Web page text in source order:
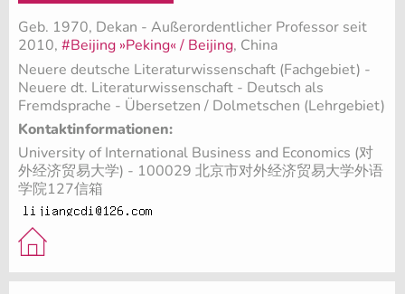
Geb. 1970, Dekan - Außerordentlicher Professor seit
2010, #Beijing »Peking« / Beijing, China
Neuere deutsche Literaturwissenschaft (Fachgebiet) -
Neuere dt. Literaturwissenschaft - Deutsch als
Fremdsprache - Übersetzen / Dolmetschen (Lehrgebiet)
Kontaktinformationen:
University of International Business and Economics (对
外经济贸易大学) - 100029 北京市对外经济贸易大学外语
学院127信箱